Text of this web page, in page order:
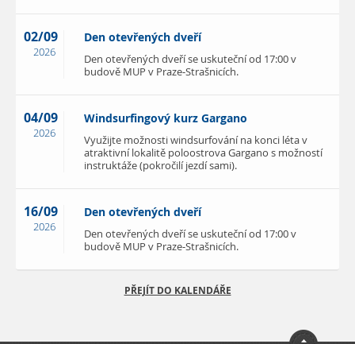
02/09
2026
Den otevřených dveří
Den otevřených dveří se uskuteční od 17:00 v
budově MUP v Praze-Strašnicích.
04/09
2026
Windsurfingový kurz Gargano
Využijte možnosti windsurfování na konci léta v
atraktivní lokalitě poloostrova Gargano s možností
instruktáže (pokročilí jezdí sami).
16/09
2026
Den otevřených dveří
Den otevřených dveří se uskuteční od 17:00 v
budově MUP v Praze-Strašnicích.
PŘEJÍT DO KALENDÁŘE